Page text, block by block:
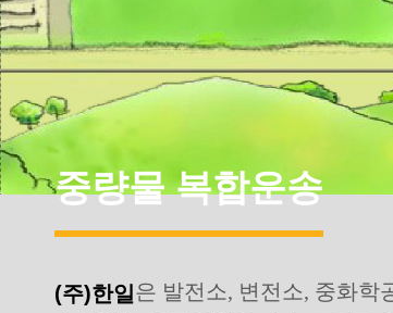
중량물 복합운송
(주)한일 은 발전소, 변전소, 중화학